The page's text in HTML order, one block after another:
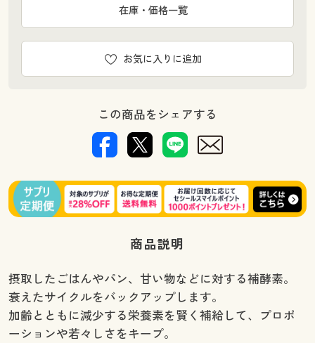
お気に入りに追加
在庫・価格一覧
この商品をシェアする
商品説明
摂取したごはんやパン、甘い物などに対する補酵素。
衰えたサイクルをバックアップします。
加齢とともに減少する栄養素を賢く補給して、プロポ
ーションや若々しさをキープ。